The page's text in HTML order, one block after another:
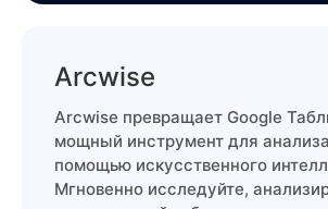
Arcwise
Arcwise превращает Google
мощный инструмент для
помощью искусственного
Мгновенно исследуйте,